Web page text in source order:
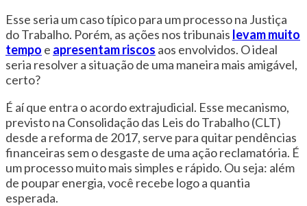
Esse seria um caso típico para um processo na Justiça
do Trabalho. Porém, as ações nos tribunais levam muito
tempo e apresentam riscos aos envolvidos. O ideal
seria resolver a situação de uma maneira mais amigável,
certo?
É aí que entra o acordo extrajudicial. Esse mecanismo,
previsto na Consolidação das Leis do Trabalho (CLT)
desde a reforma de 2017, serve para quitar pendências
financeiras sem o desgaste de uma ação reclamatória. É
um processo muito mais simples e rápido. Ou seja: além
de poupar energia, você recebe logo a quantia
esperada.